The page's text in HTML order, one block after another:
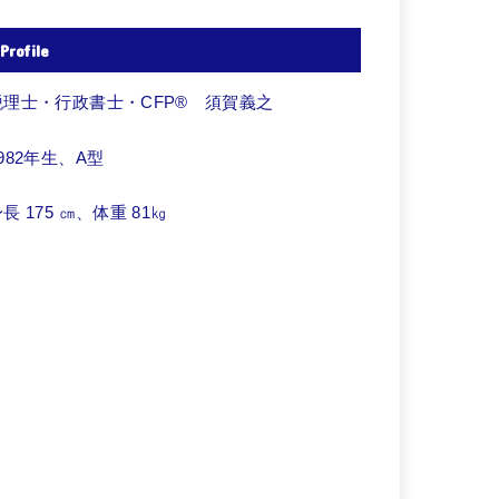
Profile
理士・行政書士・CFP® 須賀義之
年生、A型
長 175 ㎝、体重 81㎏